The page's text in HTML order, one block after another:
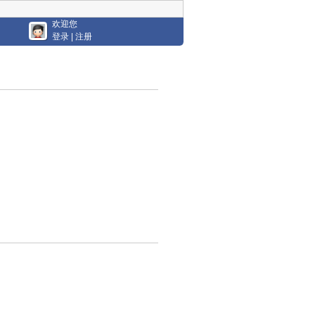
欢迎您
登录
注册